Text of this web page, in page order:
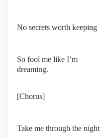
No secrets worth keeping
So fool me like I’m
dreaming.
[Chorus]
Take me through the night